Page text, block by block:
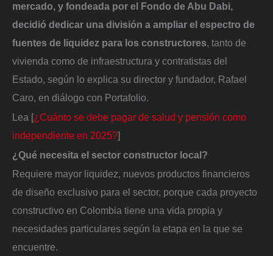
mercado, y fondeada por el Fondo de Abu Dabi,
decidió dedicar una división a ampliar el espectro de
fuentes de liquidez para los constructores, tanto de
vivienda como de infraestructura y contratistas del
Estado, según lo explica su director y fundador, Rafael
Caro, en diálogo con Portafolio.
Lea [¿Cuánto se debe pagar de salud y pensión como
independiente en 2025?]
¿Qué necesita el sector constructor local?
Requiere mayor liquidez, nuevos productos financieros
de diseño exclusivo para el sector, porque cada proyecto
constructivo en Colombia tiene una vida propia y
necesidades particulares según la etapa en la que se
encuentre.